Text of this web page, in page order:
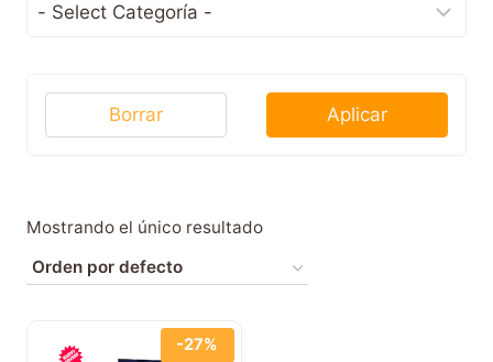
Mostrando el único resultado
-27%
Aplicar
Borrar